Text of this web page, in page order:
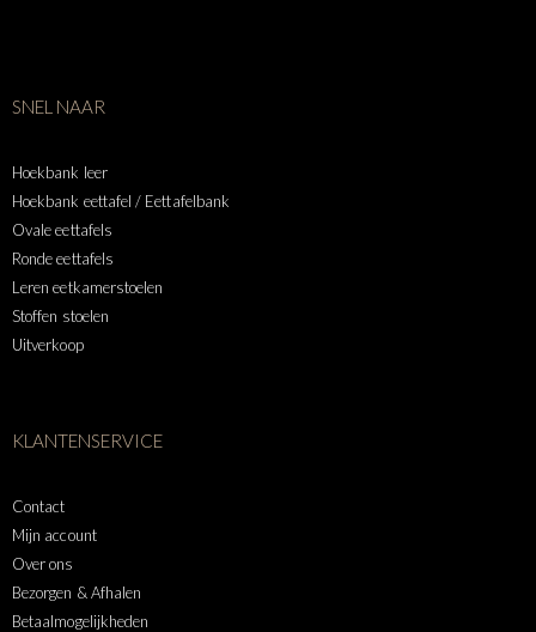
SNEL NAAR
Hoekbank leer
Hoekbank eettafel / Eettafelbank
Ovale eettafels
Ronde eettafels
Leren eetkamerstoelen
Stoffen stoelen
Uitverkoop
KLANTENSERVICE
Contact
Mijn account
Over ons
Bezorgen & Afhalen
Betaalmogelijkheden